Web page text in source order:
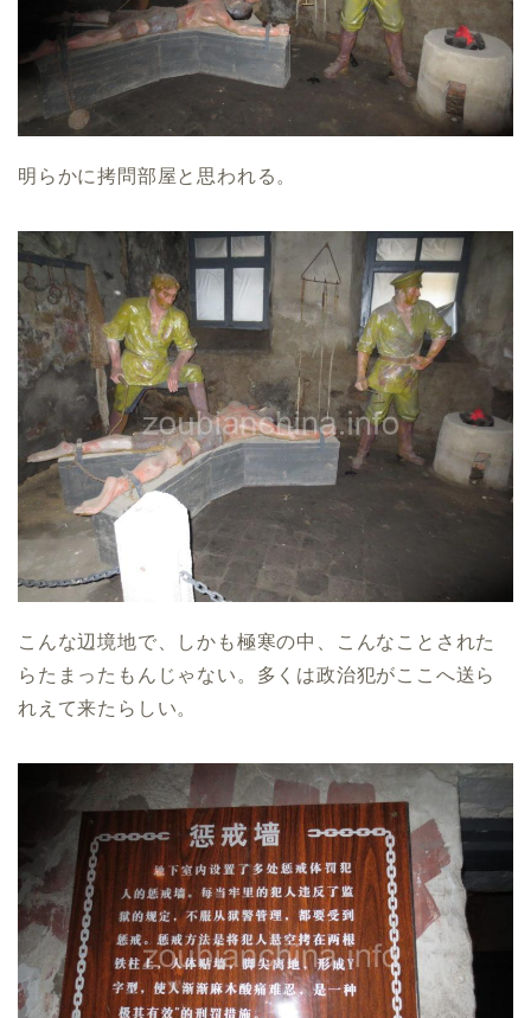
明らかに拷問部屋と思われる。
こんな辺境地で、しかも極寒の中、こんなことされた
らたまったもんじゃない。多くは政治犯がここへ送ら
れえて来たらしい。